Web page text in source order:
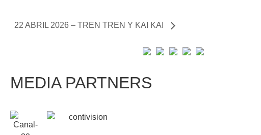
22 ABRIL 2026 – TREN TREN Y KAI KAI
MEDIA PARTNERS